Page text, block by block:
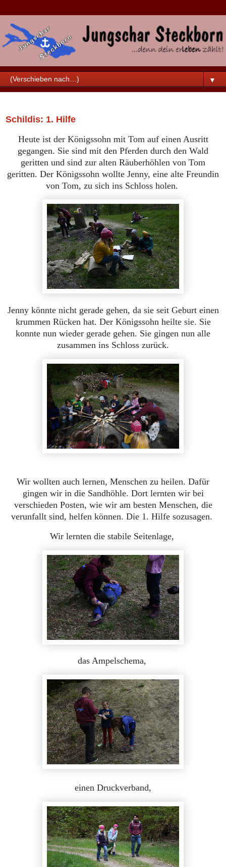
▼
Schildis: 1. Hilfe
Heute ist der Königssohn mit Tom auf einen Ausritt
gegangen. Sie sind mit den Pferden durch den Wald
geritten und sind zur alten Räuberhöhlen von Tom
geritten. Der Königssohn wollte Jenny, eine alte Freundin
von Tom, zu sich ins Schloss holen.
Jenny könnte nicht gerade gehen, da sie seit Geburt einen
krummen Rücken hat. Der Königssohn heilte sie. Sie
konnte nun wieder gerade gehen. Sie gingen nun alle
zusammen ins Schloss zurück.
Wir wollten auch lernen, Menschen zu heilen. Dafür
gingen wir in die Sandhöhle. Dort lernten wir bei
verschieden Posten, wie wir am besten Menschen, die
verunfallt sind, helfen können. Die 1. Hilfe sozusagen.
Wir lernten die stabile Seitenlage,
das Ampelschema,
einen Druckverband,